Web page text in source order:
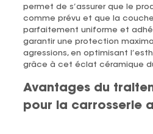
permet de s’assurer que le
comme prévu et que la
parfaitement uniforme et
garantir une protection
agressions, en optimisant
grâce à cet éclat céramique
Avantages du
pour la carrosserie